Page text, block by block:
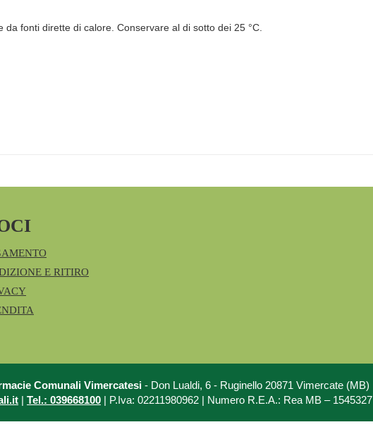
fonti dirette di calore. Conservare al di sotto dei 25 °C.
E RITIRO
Comunali Vimercatesi - Don Lualdi, 6 - Ruginello 20871 Vimercate (MB)
| Tel.: 039668100 | P.Iva: 02211980962 | Numero R.E.A.: Rea MB – 1545327